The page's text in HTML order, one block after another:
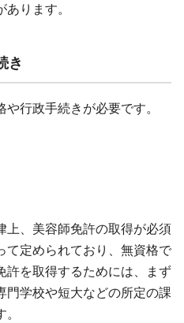
ります。
き
行政手続きが必要です。
上、美容師免許の取得が必須
て定められており、無資格で
許を取得するためには、まず
門学校や短大などの所定の課